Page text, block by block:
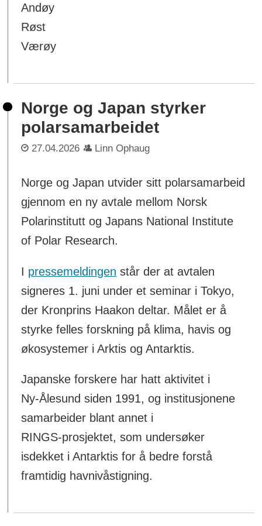
Andøy
Røst
Værøy
Norge og Japan styrker
polarsamarbeidet
27.04.2026 Linn Ophaug
Norge og Japan utvider sitt polarsamarbeid
gjennom en ny avtale mellom Norsk
Polarinstitutt og Japans National Institute
of Polar Research.
I pressemeldingen står der at avtalen
signeres 1. juni under et seminar i Tokyo,
der Kronprins Haakon deltar. Målet er å
styrke felles forskning på klima, havis og
økosystemer i Arktis og Antarktis.
Japanske forskere har hatt aktivitet i
Ny‑Ålesund siden 1991, og institusjonene
samarbeider blant annet i
RINGS‑prosjektet, som undersøker
isdekket i Antarktis for å bedre forstå
framtidig havnivåstigning.